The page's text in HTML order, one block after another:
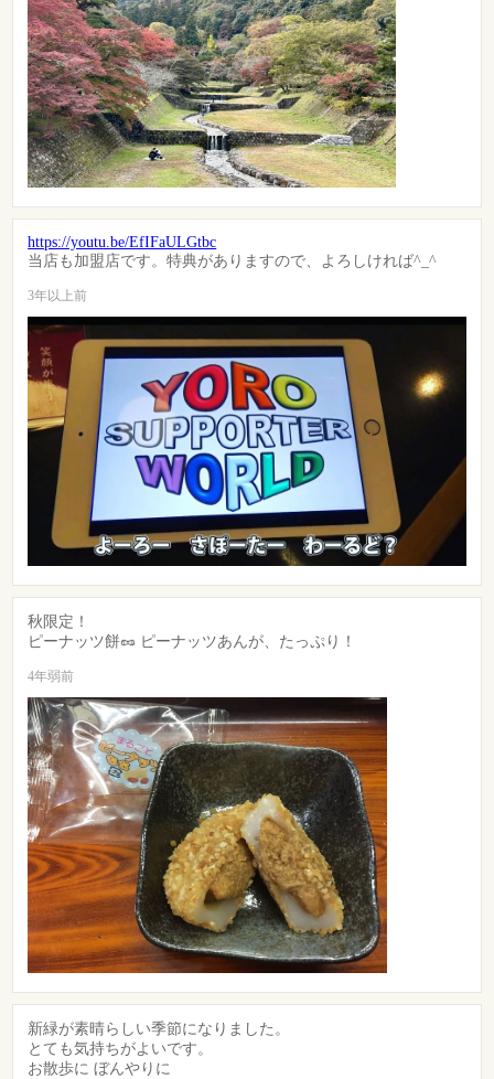
https://youtu.be/EfIFaULGtbc
当店も加盟店です。特典がありますので、よろしければ^_^
3年以上前
秋限定！
ピーナッツ餅🥜 ピーナッツあんが、たっぷり！
4年弱前
新緑が素晴らしい季節になりました。
とても気持ちがよいです。
お散歩に ぼんやりに